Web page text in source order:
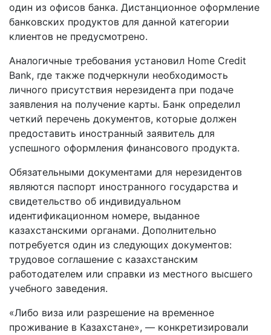
один из офисов банка. Дистанционное оформление
банковских продуктов для данной категории
клиентов не предусмотрено.
Аналогичные требования установил Home Credit
Bank, где также подчеркнули необходимость
личного присутствия нерезидента при подаче
заявления на получение карты. Банк определил
четкий перечень документов, которые должен
предоставить иностранный заявитель для
успешного оформления финансового продукта.
Обязательными документами для нерезидентов
являются паспорт иностранного государства и
свидетельство об индивидуальном
идентификационном номере, выданное
казахстанскими органами. Дополнительно
потребуется один из следующих документов:
трудовое соглашение с казахстанским
работодателем или справки из местного высшего
учебного заведения.
«Либо виза или разрешение на временное
проживание в Казахстане», — конкретизировали